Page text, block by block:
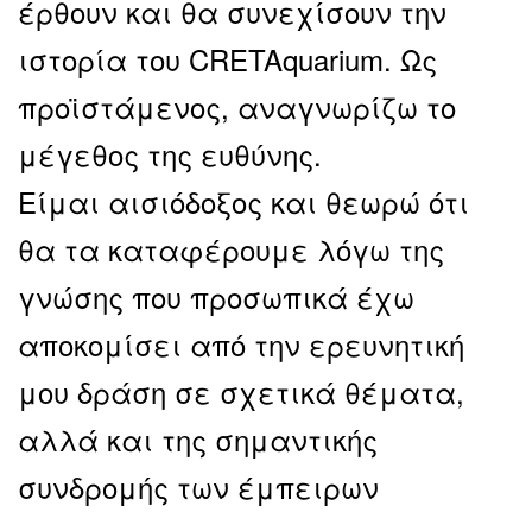
έρθουν και θα συνεχίσουν την
ιστορία του CRETAquarium. Ως
προϊστάμενος, αναγνωρίζω το
μέγεθος της ευθύνης.
Είμαι αισιόδοξος και θεωρώ ότι
θα τα καταφέρουμε λόγω της
γνώσης που προσωπικά έχω
αποκομίσει από την ερευνητική
μου δράση σε σχετικά θέματα,
αλλά και της σημαντικής
συνδρομής των έμπειρων